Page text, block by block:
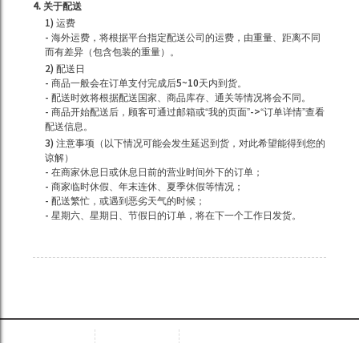
4. 关于配送
1) 运费
- 海外运费，将根据平台指定配送公司的运费，由重量、距离不同
而有差异（包含包装的重量）。
2) 配送日
- 商品一般会在订单支付完成后5~10天内到货。
- 配送时效将根据配送国家、商品库存、通关等情况将会不同。
- 商品开始配送后，顾客可通过邮箱或“我的页面”->“订单详情”查看
配送信息。
3) 注意事项（以下情况可能会发生延迟到货，对此希望能得到您的
谅解）
- 在商家休息日或休息日前的营业时间外下的订单；
- 商家临时休假、年末连休、夏季休假等情况；
- 配送繁忙，或遇到恶劣天气的时候；
- 星期六、星期日、节假日的订单，将在下一个工作日发货。